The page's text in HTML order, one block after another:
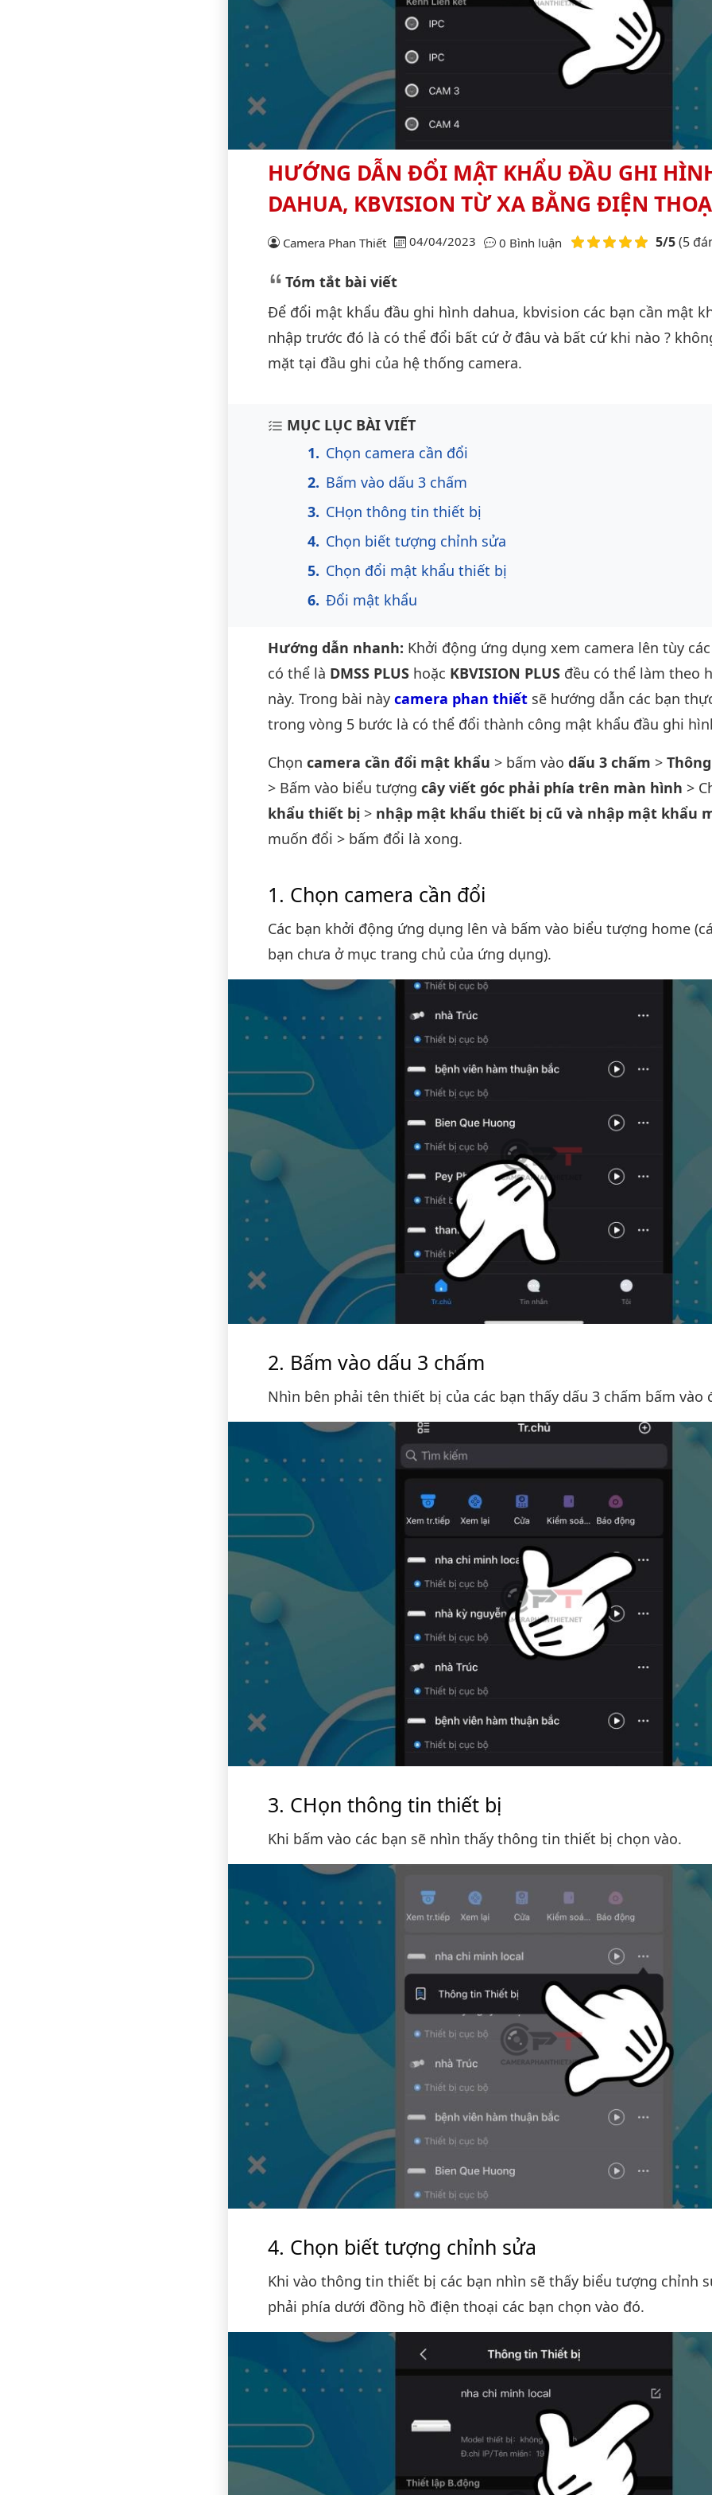
HƯỚNG DẪN ĐỔI MẬT KHẨU ĐẦU GHI
DAHUA, KBVISION TỪ XA BẰNG ĐIỆN
Camera Phan Thiết 04/04/2023 0 Bình luận Điểm đánh giá 5/5(5
Tóm tắt bài viết
Để đổi mật khẩu đầu ghi hình dahua, kbvision các bạn cần mật
nhập trước đó là có thể đổi bất cứ ở đâu và bất cứ khi nào ?
mặt tại đầu ghi của hệ thống camera.
Nội dung bài viết
MỤC LỤC BÀI VIẾT
Chọn camera cần đổi
Bấm vào dấu 3 chấm
CHọn thông tin thiết bị
Chọn biết tượng chỉnh sửa
Chọn đổi mật khẩu thiết bị
Đổi mật khẩu
Hướng dẫn nhanh: Khởi động ứng dụng xem camera lên tùy
có thể là DMSS PLUS hoặc KBVISION PLUS đều có thể làm theo
này. Trong bài này camera phan thiết sẽ hướng dẫn các bạn
trong vòng 5 bước là có thể đổi thành công mật khẩu đầu ghi
Chọn camera cần đổi mật khẩu > bấm vào dấu 3 chấm >
> Bấm vào biểu tượng cây viết góc phải phía trên màn hình >
khẩu thiết bị > nhập mật khẩu thiết bị cũ và nhập mật khẩu
muốn đổi > bấm đổi là xong.
Chọn camera cần đổi
Các bạn khởi động ứng dụng lên và bấm vào biểu tượng home
bạn chưa ở mục trang chủ của ứng dụng).
Bấm vào dấu 3 chấm
Nhìn bên phải tên thiết bị của các bạn thấy dấu 3 chấm bấm vào
CHọn thông tin thiết bị
Khi bấm vào các bạn sẽ nhìn thấy thông tin thiết bị chọn vào.
Chọn biết tượng chỉnh sửa
Khi vào thông tin thiết bị các bạn nhìn sẽ thấy biểu tượng chỉnh
phải phía dưới đồng hồ điện thoại các bạn chọn vào đó.